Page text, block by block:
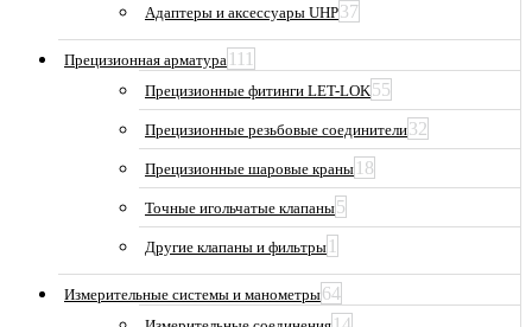
Адаптеры и аксессуары UHP37
Прецизионная арматура 111
Прецизионные фитинги LET-LOK55
Прецизионные резьбовые соединители32
Прецизионные шаровые краны 18
Точные игольчатые клапаны5
Другие клапаны и фильтры 1
Измерительные системы и манометры64